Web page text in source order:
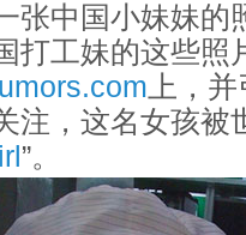
张中国小妹妹
打工妹的这些照
上，
注，这名女孩被
”。